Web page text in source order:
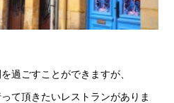
過ごすことができますが、
て頂きたいレストランがありま